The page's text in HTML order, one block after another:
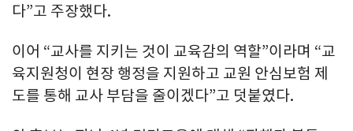
다”고 주장했다.
이어 “교사를 지키는 것이 교육감의 역할”이라며 “교
육지원청이 현장 행정을 지원하고 교원 안심보험 제
도를 통해 교사 부담을 줄이겠다”고 덧붙였다.